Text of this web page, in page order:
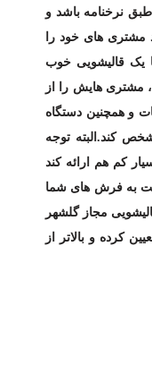
نرخنامه باشد و
مشتری های خود را
یک قالیشویی خوب
مشتری هایش را از
و همچنین دستگاه
کند.البته توجه
کم هم ارائه کند
به فرش های شما
مجاز گلشهر
کرده و بالاتر از